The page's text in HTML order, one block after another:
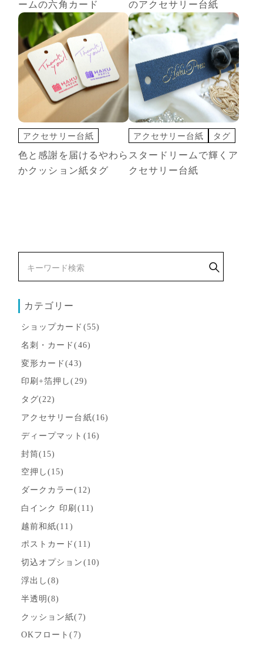
変形カード
ームの六角カード のアクセサリー台紙
アクセサリー台紙
クッション紙
タグ
変形カード
色と感謝を届けるやわら
かクッション紙タグ
アクセサリー台紙
タグ
変形カード
スタードリームで輝くア
クセサリー台紙
カテゴリー
ショップカード(55)
名刺・カード(46)
変形カード(43)
印刷+箔押し(29)
タグ(22)
アクセサリー台紙(16)
ディープマット(16)
封筒(15)
空押し(15)
ダークカラー(12)
白インク 印刷(11)
越前和紙(11)
ポストカード(11)
切込オプション(10)
浮出し(8)
半透明(8)
クッション紙(7)
OKフロート(7)